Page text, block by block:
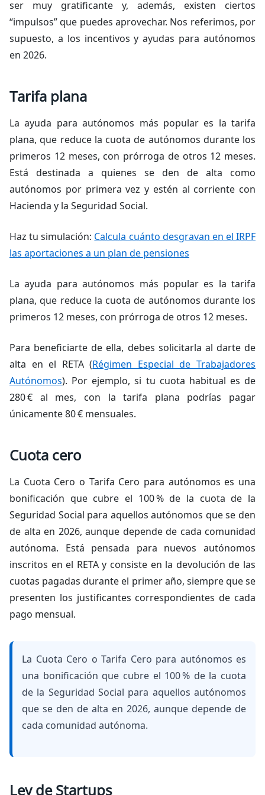
ser muy gratificante y, además, existen ciertos
“impulsos” que puedes aprovechar. Nos referimos, por
supuesto, a los incentivos y ayudas para autónomos
en 2026.
Tarifa plana
La ayuda para autónomos más popular es la tarifa
plana, que reduce la cuota de autónomos durante los
primeros 12 meses, con prórroga de otros 12 meses.
Está destinada a quienes se den de alta como
autónomos por primera vez y estén al corriente con
Hacienda y la Seguridad Social.
Haz tu simulación: Calcula cuánto desgravan en el IRPF
las aportaciones a un plan de pensiones
La ayuda para autónomos más popular es la tarifa
plana, que reduce la cuota de autónomos durante los
primeros 12 meses, con prórroga de otros 12 meses.
Para beneficiarte de ella, debes solicitarla al darte de
alta en el RETA (Régimen Especial de Trabajadores
Autónomos). Por ejemplo, si tu cuota habitual es de
280 € al mes, con la tarifa plana podrías pagar
únicamente 80 € mensuales.
Cuota cero
La Cuota Cero o Tarifa Cero para autónomos es una
bonificación que cubre el 100 % de la cuota de la
Seguridad Social para aquellos autónomos que se den
de alta en 2026, aunque depende de cada comunidad
autónoma. Está pensada para nuevos autónomos
inscritos en el RETA y consiste en la devolución de las
cuotas pagadas durante el primer año, siempre que se
presenten los justificantes correspondientes de cada
pago mensual.
La Cuota Cero o Tarifa Cero para autónomos es
una bonificación que cubre el 100 % de la cuota
de la Seguridad Social para aquellos autónomos
que se den de alta en 2026, aunque depende de
cada comunidad autónoma.
Ley de Startups